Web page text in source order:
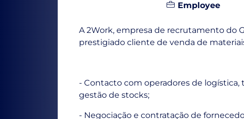
Employee
A 2Work, empresa de recrutamento do
prestigiado cliente de venda de
- Contacto com operadores de
gestão de stocks;
- Negociação e contratação de